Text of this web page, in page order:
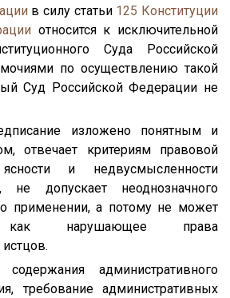
в силу статьи 125 Конституции
относится к исключительной
Суда Российской
по осуществлению такой
Суд Российской Федерации не
изложено понятным и
отвечает критериям правовой
ясности и недвусмысленности
допускает неоднозначного
применении, а потому не может
как нарушающее права
административного
требование административных